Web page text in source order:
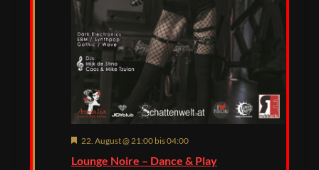
Lounge Noire – Dance & Play
Hervorgehoben
22. August @ 21:00bis04:00